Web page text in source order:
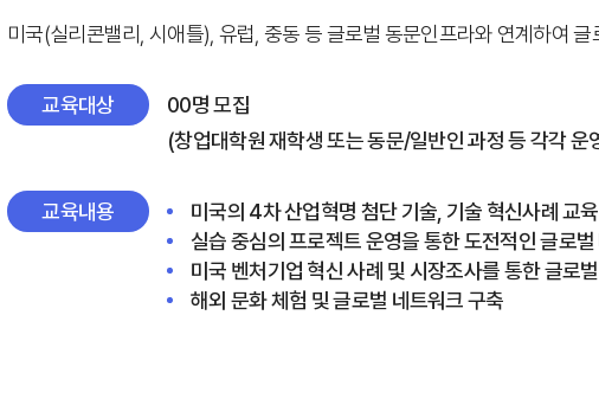
미국(실리콘밸리, 시애틀), 유럽, 중동 등 글로벌 동문인프라와 연계하여
교육대상
00명 모집
(창업대학원 재학생 또는 동문/일반인 과정 등 각각 운
교육내용
미국의 4차 산업혁명 첨단 기술, 기술 혁신사례 교
실습 중심의 프로젝트 운영을 통한 도전적인 글로
미국 벤처기업 혁신 사례 및 시장조사를 통한 글로
해외 문화 체험 및 글로벌 네트워크 구축